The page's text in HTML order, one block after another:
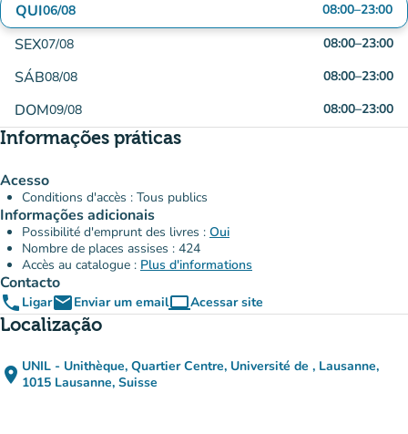
QUI06/08 08:00–23:00
SEX07/08 08:00–23:00
SÁB08/08 08:00–23:00
DOM09/08 08:00–23:00
Informações práticas
Acesso
Conditions d'accès : Tous publics
Informações adicionais
Possibilité d'emprunt des livres : Oui
Nombre de places assises : 424
Accès au catalogue : Plus d'informations
Contacto
phone LigaremailEnviar um emailcomputerAcessar site
(novo separador)
Localização
place UNIL - Unithèque, Quartier Centre, Université de , Lausanne,
1015 Lausanne, Suisse